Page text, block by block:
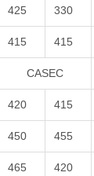
425 330
415 415
CASEC
420 415
450 455
465 420